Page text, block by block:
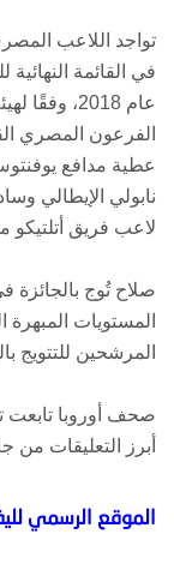
تواجد اللاعب
في القائمة
الفرعون المصري
عطية مدافع
نابولي الإيطالي
لاعب فريق أتلتيكو
صلاح تُوج بالجائزة
المستويات المبهرة
المرشحين للتتويج
صحف أوروبا تابعت
أبرز التعليقات من
الموقع الرسمي